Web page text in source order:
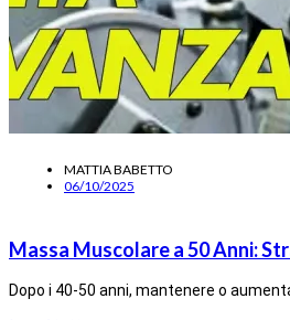
MATTIA BABETTO
06/10/2025
Massa Muscolare a 50 Anni:
Dopo i 40-50 anni, mantenere o